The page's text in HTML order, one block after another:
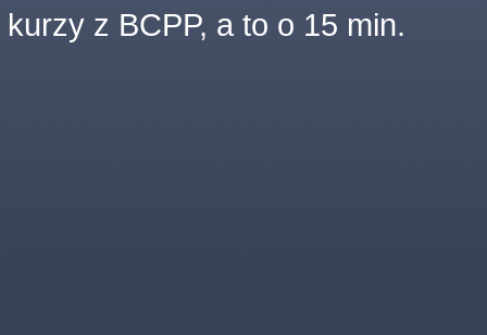
kurzy z BCPP, a to o 15 min.